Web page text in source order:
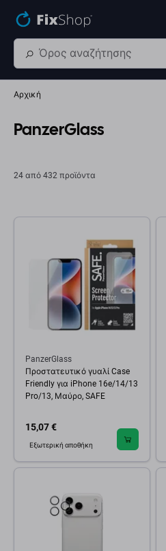
Αρχική
PanzerGlass
24 από 432 προϊόντα
PanzerGlass
Προστατευτικό γυαλί Case
Friendly για iPhone 16e/14/13
Pro/13, Μαύρο, SAFE
15,07 €
Εξωτερική αποθήκη